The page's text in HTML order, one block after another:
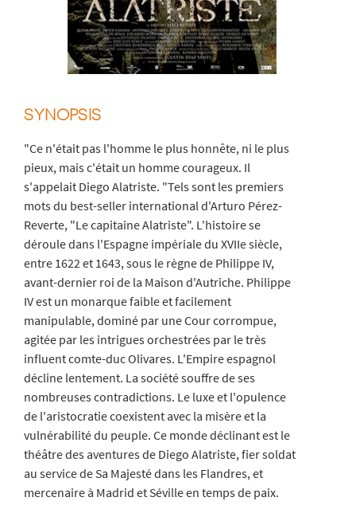
SYNOPSIS
"Ce n'était pas l'homme le plus honnête, ni le plus
pieux, mais c'était un homme courageux. Il
s'appelait Diego Alatriste. "Tels sont les premiers
mots du best-seller international d'Arturo Pérez-
Reverte, "Le capitaine Alatriste". L'histoire se
déroule dans l'Espagne impériale du XVIIe siècle,
entre 1622 et 1643, sous le règne de Philippe IV,
avant-dernier roi de la Maison d'Autriche. Philippe
IV est un monarque faible et facilement
manipulable, dominé par une Cour corrompue,
agitée par les intrigues orchestrées par le très
influent comte-duc Olivares. L'Empire espagnol
décline lentement. La société souffre de ses
nombreuses contradictions. Le luxe et l'opulence
de l'aristocratie coexistent avec la misère et la
vulnérabilité du peuple. Ce monde déclinant est le
théâtre des aventures de Diego Alatriste, fier soldat
au service de Sa Majesté dans les Flandres, et
mercenaire à Madrid et Séville en temps de paix.